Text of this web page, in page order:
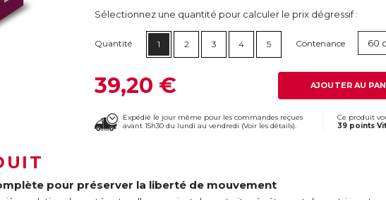
Sélectionnez une quantité pour calculer le prix dégressif :
Quantité 1 2 3 4 5 Contenance 60
39,20 € AJOUTER AU
Expédié le jour même pour les commandes reçues
avant 15h30 du lundi au vendredi (Voir les détails).
Ce produit
39 points
pour préserver la liberté de mouvement